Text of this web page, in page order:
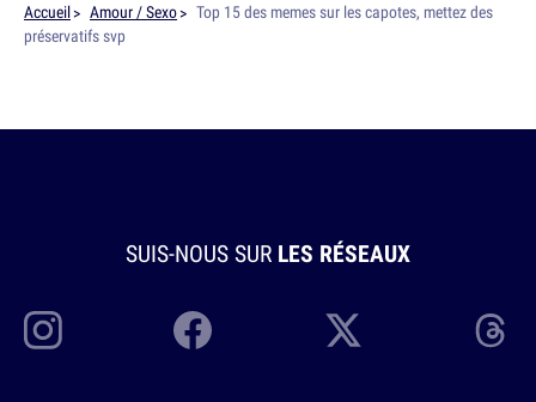
Accueil Amour / Sexo
Top 15 des memes sur les capotes, mettez des
préservatifs svp
SUIS-NOUS SUR LES RÉSEAUX